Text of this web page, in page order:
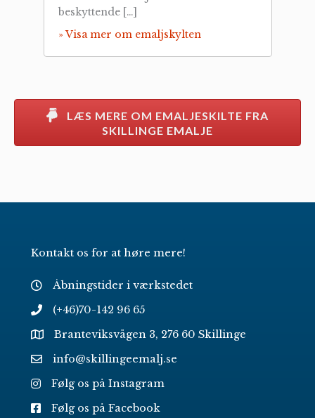
beskyttende […]
» Visa mer om emaljskylten
LÆS MERE OM EMALJESKILTE FRA
SKILLINGE EMALJE
Kontakt os for at høre mere!
Åbningstider i værkstedet
(+46)70-142 96 65
Branteviksvägen 3, 276 60 Skillinge
info@skillingeemalj.se
Følg os på Instagram
Følg os på Facebook